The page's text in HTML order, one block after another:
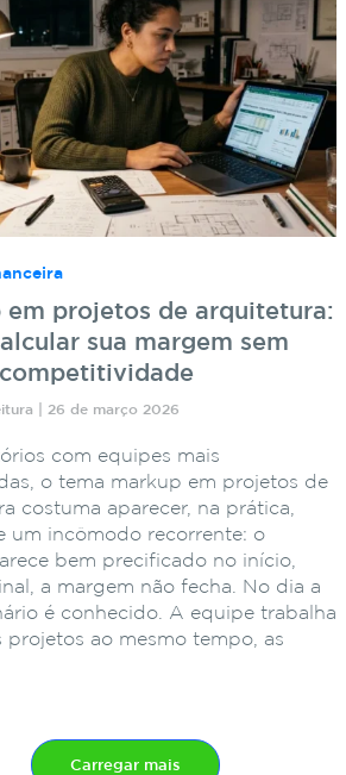
em projetos de arquitetura:
sua margem sem
| 26 de março 2026
com equipes mais
o tema markup em projetos de
costuma aparecer, na prática,
um incômodo recorrente: o
bem precificado no início,
a margem não fecha. No dia a
é conhecido. A equipe trabalha
projetos ao mesmo tempo, as
Carregar mais